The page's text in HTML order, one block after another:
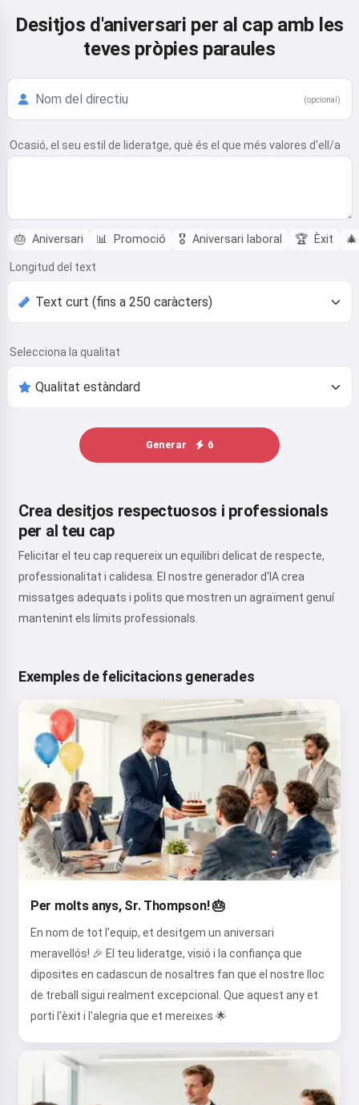
Desitjos d'aniversari per al cap amb les
teves pròpies paraules
(opcional)
Ocasió, el seu estil de lideratge, què és el que més valores d'ell/a
🎂 Aniversari 📊 Promoció 🎖️ Aniversari laboral 🏆 Èxit 🎄
Longitud del text
Selecciona la qualitat
Generar 6
Crea desitjos respectuosos i professionals
per al teu cap
Felicitar el teu cap requereix un equilibri delicat de respecte,
professionalitat i calidesa. El nostre generador d'IA crea
missatges adequats i polits que mostren un agraïment genuí
mantenint els límits professionals.
Exemples de felicitacions generades
Per molts anys, Sr. Thompson! 🎂
En nom de tot l'equip, et desitgem un aniversari
meravellós! 🎉 El teu lideratge, visió i la confiança que
diposites en cadascun de nosaltres fan que el nostre lloc
de treball sigui realment excepcional. Que aquest any et
porti l'èxit i l'alegria que et mereixes 🌟